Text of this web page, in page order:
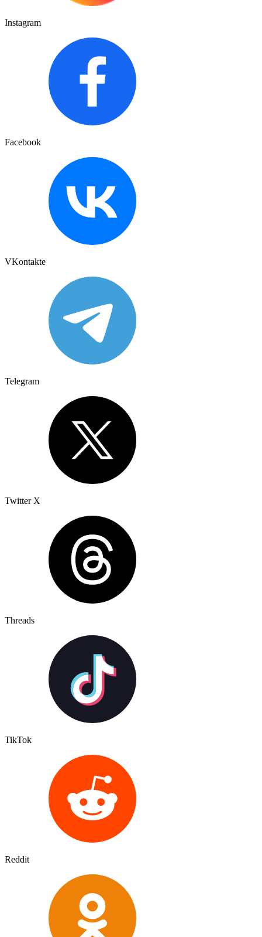
Instagram
Facebook
VKontakte
Telegram
Twitter X
Threads
TikTok
Reddit